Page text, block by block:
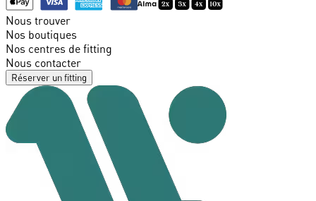
Nous trouver
Nos boutiques
Nos centres de fitting
Nous contacter
Réserver un fitting